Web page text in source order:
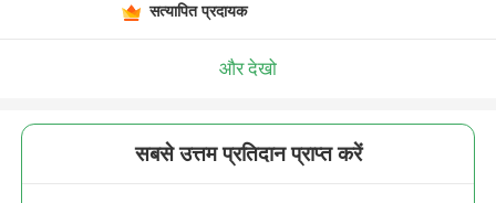
सत्यापित प्रदायक
और देखो
सबसे उत्तम प्रतिदान प्राप्त करें